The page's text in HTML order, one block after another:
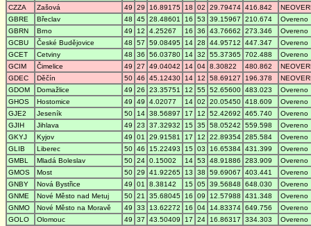
CZZA
Zašová 49 29 16.89175 18 02 29.79474 416.842
GBRE
Břeclav 48 45 28.48601 16 53 39.15967 210.674
Overeno
GBRN
Brno 49 12 4.25267 16 36 43.76662 273.346
Overeno
GCBU
České Budějovice 48 57 59.08495 14 28 44.95712 447.347
Overeno
GCET
Cetviny 48 36 56.03780 14 32 55.37365 702.488
Overeno
GCIM
Čimelice 49 27 49.04042 14 04 8.30822 480.862
GDEC
Děčín 50 46 45.12430 14 12 58.69127 196.378
GDOM
Domažlice 49 26 23.35751 12 55 52.65600 483.023
Overeno
GHOS
Hostomice 49 49 4.02077 14 02 20.05450 418.609
Overeno
GJE2
Jeseník 50 14 38.56897 17 12 52.42692 465.740
Overeno
GJIH
Jihlava 49 23 37.32932 15 35 58.05242 559.598
Overeno
GKYJ
Kyjov 49 01 29.91581 17 12 22.89354 285.584
Overeno
GLIB
Liberec 50 46 15.22493 15 03 16.65384 431.399
Overeno
GMBL
Mladá Boleslav 50 24 0.15002 14 53 48.91886 283.909
Overeno
GMOS
Most 50 29 41.92265 13 38 59.69067 403.441
Overeno
GNBY
Nová Bystřice 49 01 8.38142 15 05 39.56848 648.030
Overeno
GNME
Nové Město nad Metuj 50 21 35.68045 16 09 12.57988 431.348
Overeno
GNMO
Nové Město na Moravě 49 33 13.62272 16 04 14.83374 649.756
Overeno
GOLO
Olomouc 49 37 43.50409 17 24 16.86317 334.303
Overeno